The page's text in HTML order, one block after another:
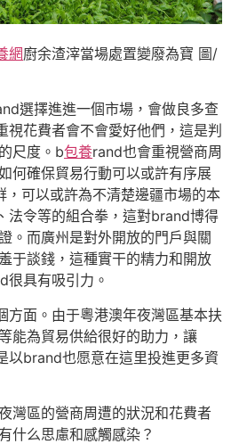
網廚余渣滓當場處置變廢為寶 圖/
選擇進進一個市場，會做良多查
花費者會不會愛好他們，這是判
尺度。b包養rand也會重視營商周
何確保貿易行動可以或許有序展
，可以或許為不清楚邊疆市場的本
法令等的組合拳，這對brand博得
。而廣州是對外開放的門戶與關
于談錢，這種實干的精力和開放
很具有吸引力。
方面。由于粵港澳年夜灣區基本扶
能為貿易供給很好的助力，讓
以brand也愿意在這里投進更多資
灣區的營商周遭的狀況和花費者
什么思慮和感觸感染？